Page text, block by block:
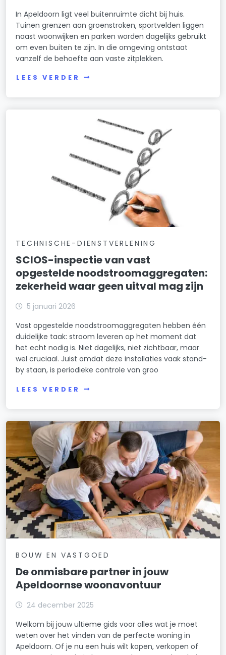
In Apeldoorn ligt veel buitenruimte dicht bij huis.
Tuinen grenzen aan groenstroken, sportvelden liggen
naast woonwijken en parken worden dagelijks gebruikt
om even buiten te zijn. In die omgeving ontstaat
vanzelf de behoefte aan vaste zitplekken.
LEES VERDER
TECHNISCHE-DIENSTVERLENING
SCIOS-inspectie van vast
opgestelde noodstroomaggregaten:
zekerheid waar geen uitval mag zijn
5 januari 2026
Vast opgestelde noodstroomaggregaten hebben één
duidelijke taak: stroom leveren op het moment dat
het echt nodig is. Niet dagelijks, niet zichtbaar, maar
wel cruciaal. Juist omdat deze installaties vaak stand-
by staan, is periodieke controle van groo
LEES VERDER
BOUW EN VASTGOED
De onmisbare partner in jouw
Apeldoornse woonavontuur
24 december 2025
Welkom bij jouw ultieme gids voor alles wat je moet
weten over het vinden van de perfecte woning in
Apeldoorn. Of je nu een huis wilt kopen, verkopen of